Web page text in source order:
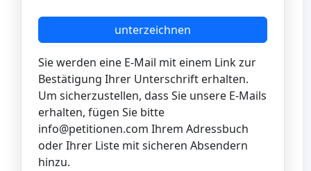
unterzeichnen
Sie werden eine E-Mail mit einem Link zur
Bestätigung Ihrer Unterschrift erhalten.
Um sicherzustellen, dass Sie unsere E-Mails
erhalten, fügen Sie bitte
info@petitionen.com Ihrem Adressbuch
oder Ihrer Liste mit sicheren Absendern
hinzu.